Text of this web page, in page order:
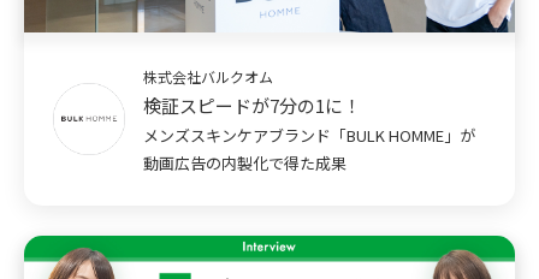
株式会社バルクオム
検証スピードが7分の1に！
メンズスキンケアブランド「BULK HOMME」が
動画広告の内製化で得た成果